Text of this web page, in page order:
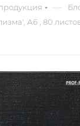
—
А6 , 80